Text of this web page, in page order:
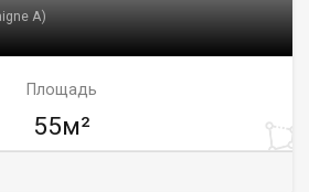
A)
Площадь
55м²